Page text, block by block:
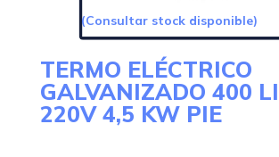
(Consultar stock disponible)
TERMO ELÉCTRICO
GALVANIZADO 400
220V 4,5 KW PIE